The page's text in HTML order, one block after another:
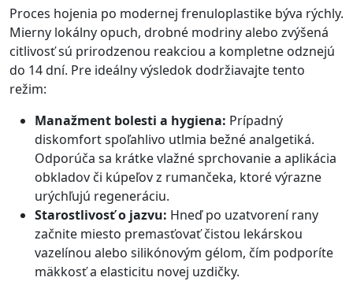
Proces hojenia po modernej frenuloplastike býva rýchly.
Mierny lokálny opuch, drobné modriny alebo zvýšená
citlivosť sú prirodzenou reakciou a kompletne odznejú
do 14 dní. Pre ideálny výsledok dodržiavajte tento
režim:
Manažment bolesti a hygiena: Prípadný
diskomfort spoľahlivo utlmia bežné analgetiká.
Odporúča sa krátke vlažné sprchovanie a aplikácia
obkladov či kúpeľov z rumančeka, ktoré výrazne
urýchľujú regeneráciu.
Starostlivosť o jazvu: Hneď po uzatvorení rany
začnite miesto premasťovať čistou lekárskou
vazelínou alebo silikónovým gélom, čím podporíte
mäkkosť a elasticitu novej uzdičky.